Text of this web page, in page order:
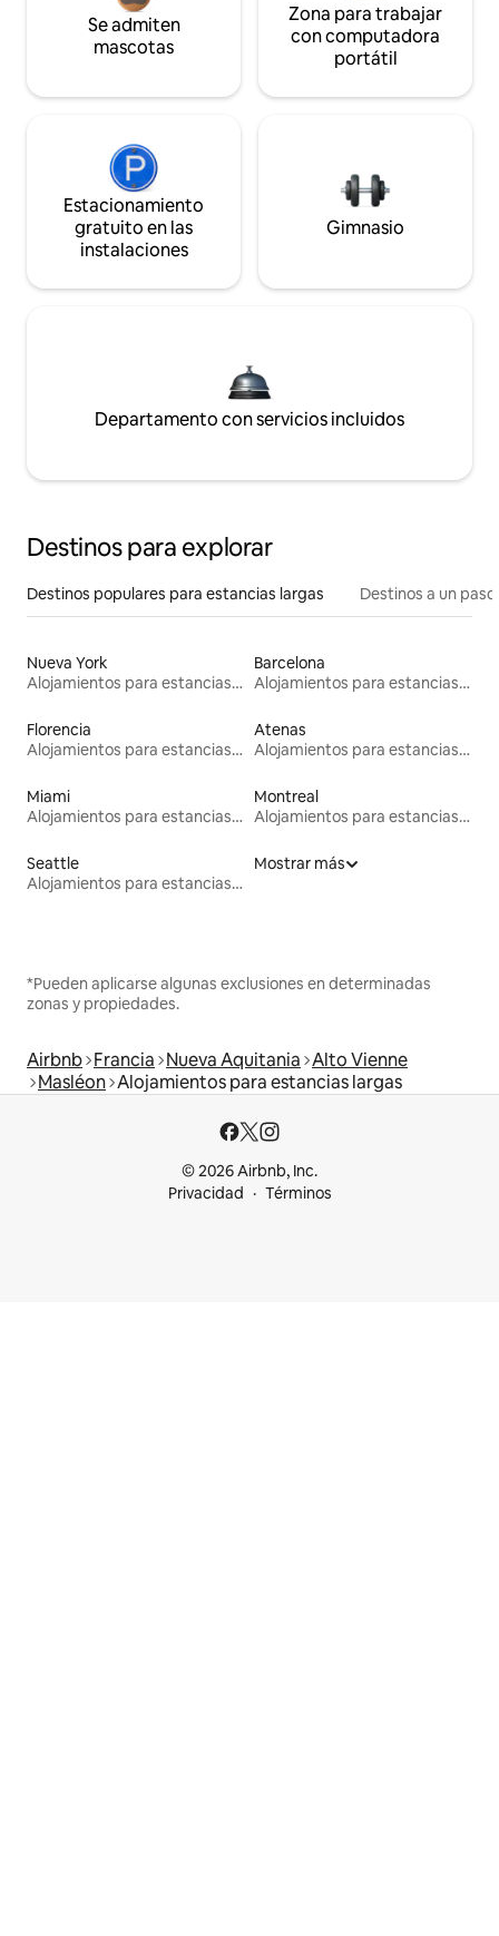
Se admiten
mascotas
Zona para trabajar
con computadora
portátil
Estacionamiento
gratuito en las
instalaciones
Gimnasio
Departamento con servicios incluidos
Destinos para explorar
Destinos populares para estancias largas Destinos a un
Nueva York
Alojamientos para estancias largas
Barcelona
Alojamientos para estancias largas
Florencia
Alojamientos para estancias largas
Atenas
Alojamientos para estancias largas
Miami
Alojamientos para estancias largas
Montreal
Alojamientos para estancias largas
Seattle
Alojamientos para estancias largas
Mostrar más
*Pueden aplicarse algunas exclusiones en determinadas
zonas y propiedades.
Airbnb Francia Nueva Aquitania Alto Vienne
Masléon Alojamientos para estancias largas
© 2026 Airbnb, Inc.
Privacidad
Términos